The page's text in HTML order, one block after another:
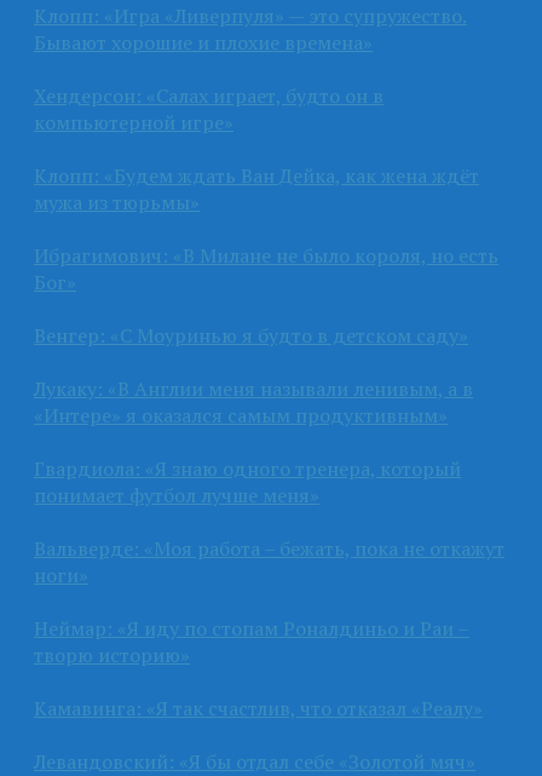
Клопп: «Игра «Ливерпуля» — это супружество.
Бывают хорошие и плохие времена»
Хендерсон: «Салах играет, будто он в
компьютерной игре»
Клопп: «Будем ждать Ван Дейка, как жена ждёт
мужа из тюрьмы»
Ибрагимович: «В Милане не было короля, но есть
Бог»
Венгер: «С Моуринью я будто в детском саду»
Лукаку: «В Англии меня называли ленивым, а в
«Интере» я оказался самым продуктивным»
Гвардиола: «Я знаю одного тренера, который
понимает футбол лучше меня»
Вальверде: «Моя работа – бежать, пока не откажут
ноги»
Неймар: «Я иду по стопам Роналдиньо и Раи –
творю историю»
Камавинга: «Я так счастлив, что отказал «Реалу»
Левандовский: «Я бы отдал себе «Золотой мяч»